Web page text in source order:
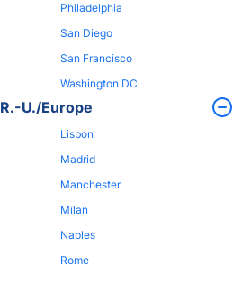
Philadelphia
San Diego
San Francisco
Washington DC
R.-U./Europe
Lisbon
Madrid
Manchester
Milan
Naples
Rome